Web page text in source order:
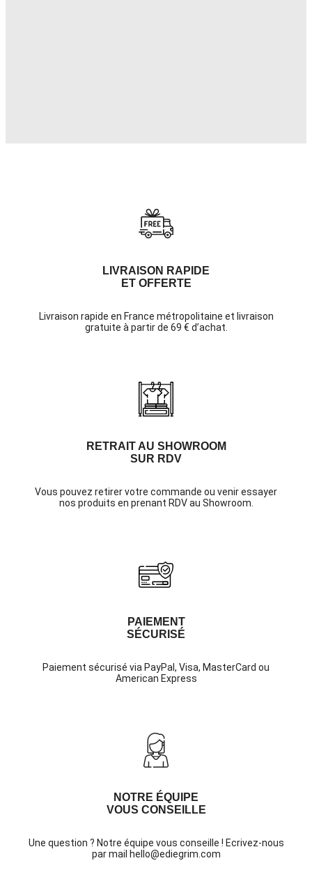
LIVRAISON RAPIDE
ET OFFERTE
Livraison rapide en France métropolitaine et livraison
gratuite à partir de 69 € d’achat.
RETRAIT AU SHOWROOM
SUR RDV
Vous pouvez retirer votre commande ou venir essayer
nos produits en prenant RDV au Showroom.
PAIEMENT
SÉCURISÉ
Paiement sécurisé via PayPal, Visa, MasterCard ou
American Express
NOTRE ÉQUIPE
VOUS CONSEILLE
Une question ? Notre équipe vous conseille ! Ecrivez-nous
par mail hello@ediegrim.com